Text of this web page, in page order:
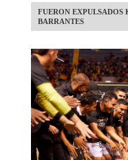
FUERON
BARRANTES